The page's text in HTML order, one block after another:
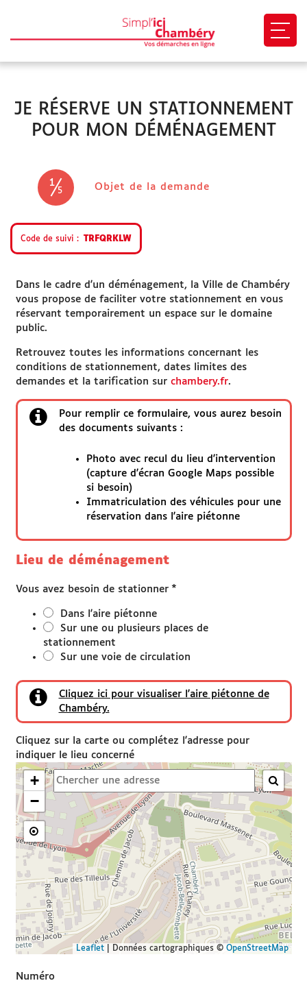
Particulier
Professionnel
EN 1 CLIC
Mes demandes
Besoin d'aide
RDV France Services
Espace famille
chambery.fr
JE RÉSERVE UN STATIONNEMENT
POUR MON DÉMÉNAGEMENT
Code de suivi TRFQRKLW
1
5 Objet de la demande(étape courante)
Dans le cadre d'un déménagement, la Ville de Chambéry
vous propose de faciliter votre stationnement en vous
réservant temporairement un espace sur le domaine
public.
Retrouvez toutes les informations concernant les
conditions de stationnement, dates limites des
demandes et la tarification sur chambery.fr.
Pour remplir ce formulaire, vous aurez besoin
des documents suivants :
Photo avec recul du lieu d'intervention
(capture d'écran Google Maps possible
si besoin)
Immatriculation des véhicules pour une
réservation dans l'aire piétonne
Lieu de déménagement
Vous avez besoin de stationner *
Dans l'aire piétonne
Sur une ou plusieurs places de
stationnement
Sur une voie de circulation
Cliquez ici pour visualiser l'aire piétonne de
Chambéry.
Cliquez sur la carte ou complétez l'adresse pour
indiquer le lieu concerné
+
−


Leaflet Données cartographiques © OpenStreetMap
Numéro